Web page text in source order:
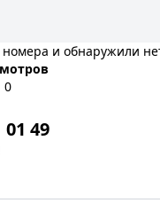
и обнаружили
0
49